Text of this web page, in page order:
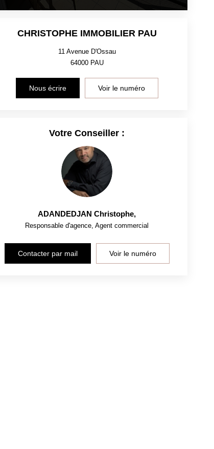
CHRISTOPHE IMMOBILIER PAU
11 Avenue D'Ossau
64000 PAU
Nous écrire Voir le numéro
Votre Conseiller :
ADANDEDJAN Christophe,
Responsable d'agence, Agent commercial
Contacter par mail Voir le numéro